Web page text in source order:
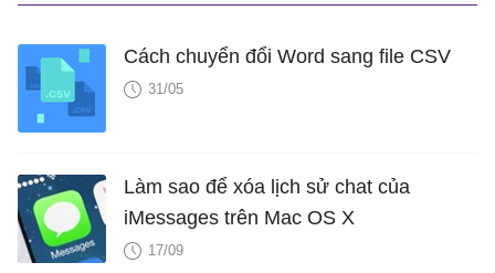
Cách chuyển đổi Word sang file CSV
31/05
Làm sao để xóa lịch sử chat của
iMessages trên Mac OS X
17/09